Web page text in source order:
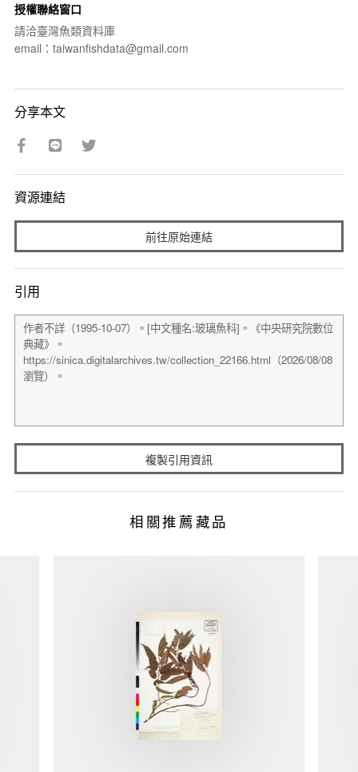
授權聯絡窗口
請洽臺灣魚類資料庫
email：taiwanfishdata@gmail.com
分享本文
資源連結
前往原始連結
引用
複製引用資訊
相關推薦藏品